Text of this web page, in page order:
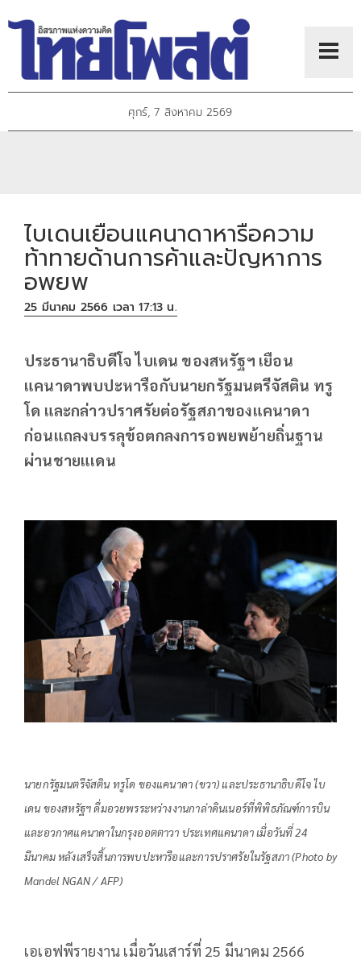
ศุกร์, 7 สิงหาคม 2569
ไบเดนเยือนแคนาดาหารือความ
ท้าทายด้านการค้าและปัญหาการ
อพยพ
25 มีนาคม 2566 เวลา 17:13 น.
ประธานาธิบดีโจ ไบเดน ของสหรัฐฯ เยือน
แคนาดาพบปะหารือกับนายกรัฐมนตรีจัสติน ทรู
โด และกล่าวปราศรัยต่อรัฐสภาของแคนาดา
ก่อนแถลงบรรลุข้อตกลงการอพยพย้ายถิ่นฐาน
ผ่านชายแเดน
นายกรัฐมนตรีจัสติน ทรูโด ของแคนาดา (ขวา) และประธานาธิบดีโจ ไบ
เดน ของสหรัฐฯ ดื่มอวยพรระหว่างงานกาล่าดินเนอร์ที่พิพิธภัณฑ์การบิน
และอวกาศแคนาดาในกรุงออตตาวา ประเทศแคนาดา เมื่อวันที่ 24
มีนาคม หลังเสร็จสิ้นการพบปะหารือและการปราศรัยในรัฐสภา (Photo by
Mandel NGAN / AFP)
เอเอฟพีรายงาน เมื่อวันเสาร์ที่ 25 มีนาคม 2566